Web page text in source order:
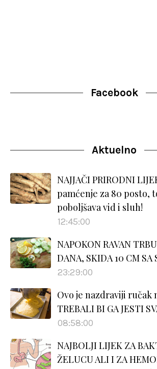
Facebook
Aktuelno
NAJJAČI PRIRODNI
pamćenje za 80 posto,
poboljšava vid i sluh!
12:45:00
NAPOKON RAVAN
DANA, SKIDA 10 CM SA
23:29:00
Ovo je nazdraviji ručak
TREBALI BI GA JESTI
08:58:00
NAJBOLJI LIJEK ZA
ŽELUCU ALI I ZA